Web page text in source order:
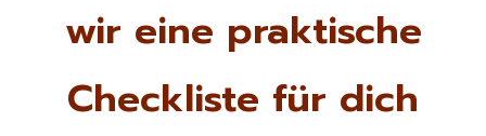
wir eine praktische
Checkliste für dich